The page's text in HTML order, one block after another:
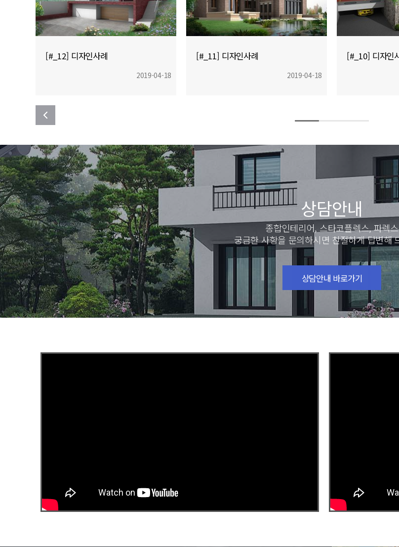
[#_12] 디자인사례
2019-04-18
[#_11] 디자인사례
2019-04-18
[#_10] 디자인
상담안내
종합인테리어, 스타코플렉스, 파렉스
궁금한 사항을 문의하시면 친절하게 답변해
상담안내 바로가기